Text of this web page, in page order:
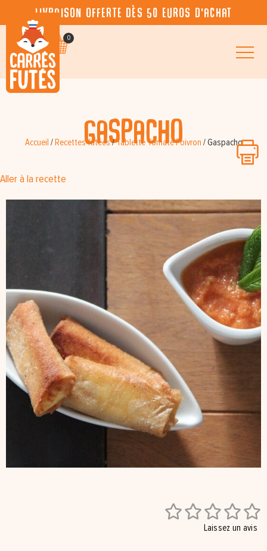
Livraison offerte dès 50 euros d’achat
0
Gaspacho
Accueil / Recettes futées/Tablette Tomate Poivron / Gaspacho
Aller à la recette

Laissez un avis